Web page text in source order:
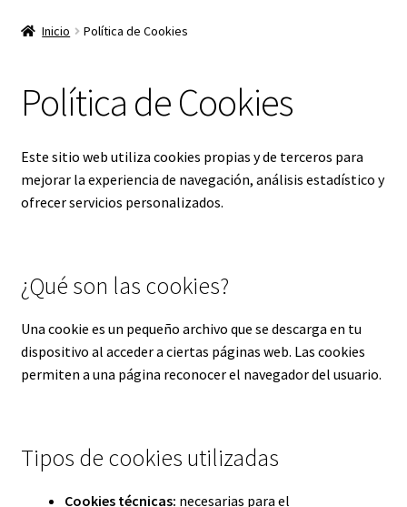
Blog
Contacto
Marcas
Panel de afiliado
Política de Cookies
Inicio Política de Cookies
Política de Cookies
Este sitio web utiliza cookies propias y de terceros para
mejorar la experiencia de navegación, análisis estadístico y
ofrecer servicios personalizados.
¿Qué son las cookies?
Una cookie es un pequeño archivo que se descarga en tu
dispositivo al acceder a ciertas páginas web. Las cookies
permiten a una página reconocer el navegador del usuario.
Tipos de cookies utilizadas
Cookies técnicas: necesarias para el